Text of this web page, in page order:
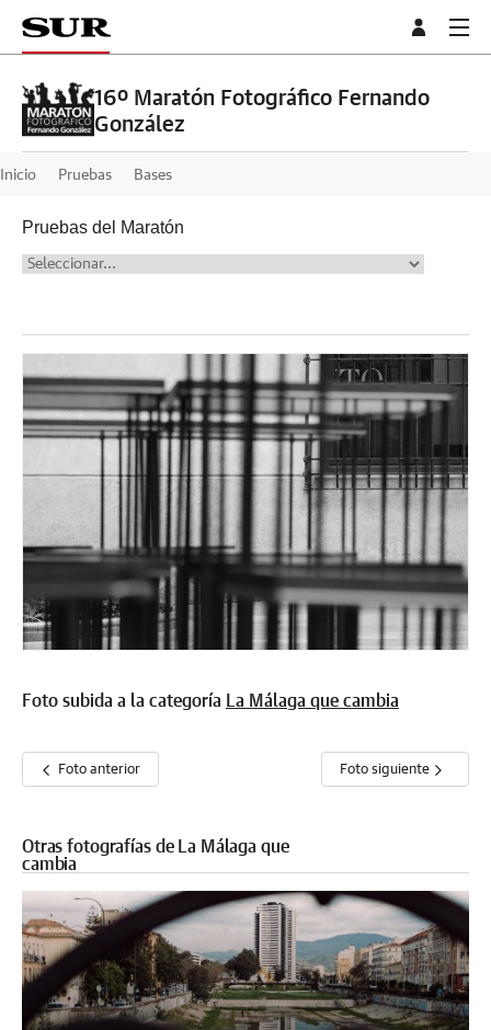
16º Maratón Fotográfico Fernando
González
Inicio Pruebas Bases
Pruebas del Maratón
Foto subida a la categoría La Málaga que cambia
Foto anterior Foto siguiente
Otras fotografías de La Málaga que
cambia